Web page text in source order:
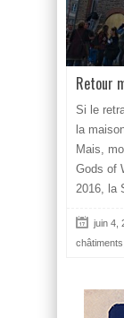
Retour
Si le
la
Mais,
Gods of
2016, la
juin 4,
châtiments